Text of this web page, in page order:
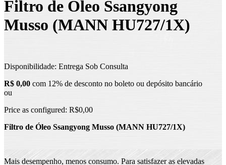
Filtro de Óleo Ssangyong
Musso (MANN HU727/1X)
Disponibilidade: Entrega Sob Consulta
R$ 0,00 com 12% de desconto no boleto ou depósito bancário
ou
Price as configured: R$0,00
Filtro de Óleo Ssangyong Musso (MANN HU727/1X)
Mais desempenho, menos consumo. Para satisfazer as elevadas